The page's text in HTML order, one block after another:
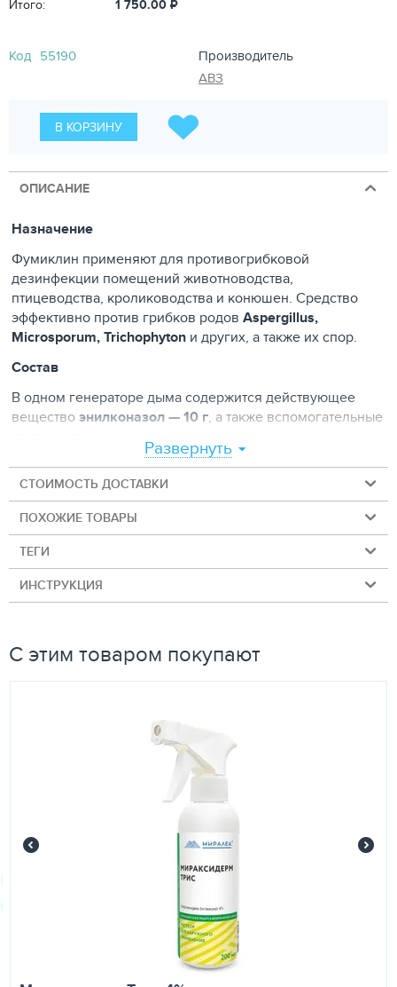
Итого: 1 750.00 ₽
Код 55190
Производитель
АВЗ
В КОРЗИНУ
ОПИСАНИЕ
Назначение
Фумиклин применяют для противогрибковой
дезинфекции помещений животноводства,
птицеводства, кролиководства и конюшен. Средство
эффективно против грибков родов Aspergillus,
Microsporum, Trichophyton и других, а также их спор.
Состав
В одном генераторе дыма содержится действующее
веществоэнилконазол — 10 г, а также вспомогательные
Как действует
Энилконазол избирательно ингибирует биосинтез
эргостерина, что приводит к изменению проницаемости
клеточной стенки микроорганизмов и их последующей
гибели.
Способ применения
центральное отверстие и поджигают. Один генератор
Меры предосторожности
По степени воздействия на организм относится к
умеренно опасным веществам (3 класс опасности по
ГОСТ 12.1.007). Возможна индивидуальная
чувствительность к компонентам.
В закрытой упаковке производителя при температуре 0–
30 °C. Срок годности — 2 года.
Развернуть
СТОИМОСТЬ ДОСТАВКИ
ПОХОЖИЕ ТОВАРЫ
ТЕГИ
ИНСТРУКЦИЯ
С этим товаром покупают